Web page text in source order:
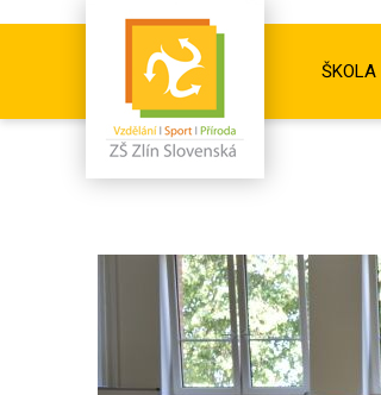
ŠKOLA